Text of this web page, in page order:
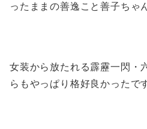
ったままの善逸こと善子ちゃ
女装から放たれる霹靂一閃・
らもやっぱり格好良かったで